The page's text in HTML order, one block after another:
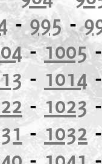
-995-
-1005
- 1014
-1023
-1032